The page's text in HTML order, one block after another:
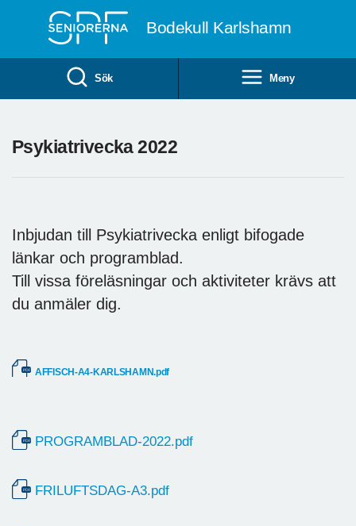
Bodekull Karlshamn
Sök Meny
Psykiatrivecka 2022
Inbjudan till Psykiatrivecka enligt bifogade
länkar och programblad.
Till vissa föreläsningar och aktiviteter krävs att
du anmäler dig.
AFFISCH-A4-KARLSHAMN.pdf
PROGRAMBLAD-2022.pdf
FRILUFTSDAG-A3.pdf